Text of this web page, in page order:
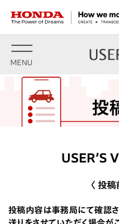
MENU
USER’S
〈 投稿
投稿内容は事務局にて確認